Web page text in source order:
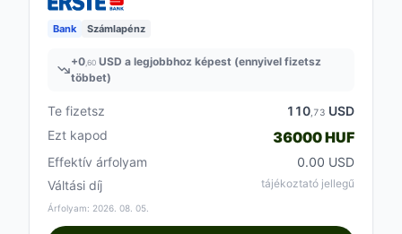
Bank Számlapénz
+0 ,60 USD a legjobbhoz képest (ennyivel fizetsz
többet)
Te fizetsz 110 ,73 USD
Ezt kapod
36000 HUF
Effektív árfolyam
0.00 USD
Váltási díj
tájékoztató jellegű
Árfolyam: 2026. 08. 05.